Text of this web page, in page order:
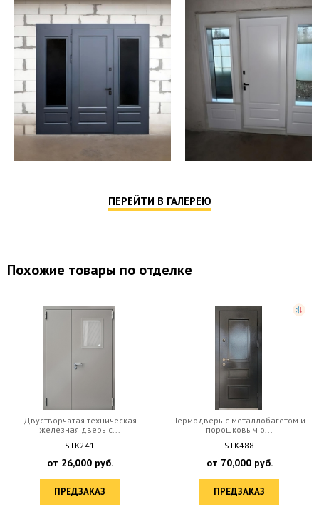
ПЕРЕЙТИ В ГАЛЕРЕЮ
Похожие товары по отделке
Двустворчатая техническая
железная дверь с...
STK241
от 26,000руб.
ПРЕДЗАКАЗ
Термодверь с металлобагетом и
порошковым о...
STK488
от 70,000руб.
ПРЕДЗАКАЗ